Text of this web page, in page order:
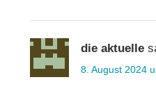
die aktuelle
8. August 2024